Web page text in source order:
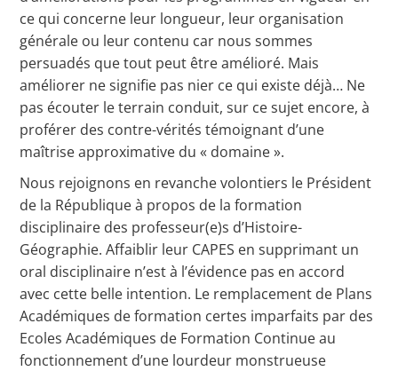
ce qui concerne leur longueur, leur organisation
générale ou leur contenu car nous sommes
persuadés que tout peut être amélioré. Mais
améliorer ne signifie pas nier ce qui existe déjà… Ne
pas écouter le terrain conduit, sur ce sujet encore, à
proférer des contre-vérités témoignant d’une
maîtrise approximative du « domaine ».
Nous rejoignons en revanche volontiers le Président
de la République à propos de la formation
disciplinaire des professeur(e)s d’Histoire-
Géographie. Affaiblir leur CAPES en supprimant un
oral disciplinaire n’est à l’évidence pas en accord
avec cette belle intention. Le remplacement de Plans
Académiques de formation certes imparfaits par des
Ecoles Académiques de Formation Continue au
fonctionnement d’une lourdeur monstrueuse